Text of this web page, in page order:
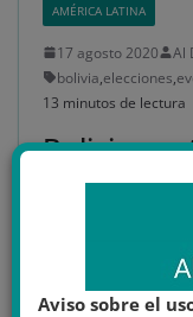
AMÉRICA LATINA
17 agosto 2020
Al
bolivia,elecciones,
13 minutos de lectura
Bolivia
pesar del
Artículo original
pesar del
Bolivia. Meses
Aviso sobre el